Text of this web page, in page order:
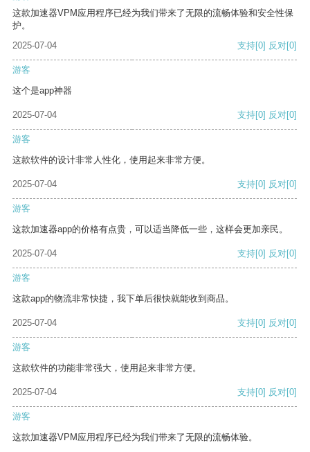
这款加速器VPM应用程序已经为我们带来了无限的流畅体验和安全性保
护。
2025-07-04
支持[0] 反对[0]
游客
这个是app神器
2025-07-04 支持[0] 反对[0]
游客
这款软件的设计非常人性化，使用起来非常方便。
2025-07-04 支持[0] 反对[0]
游客
这款加速器app的价格有点贵，可以适当降低一些，这样会更加亲民。
2025-07-04 支持[0] 反对[0]
游客
这款app的物流非常快捷，我下单后很快就能收到商品。
2025-07-04 支持[0] 反对[0]
游客
这款软件的功能非常强大，使用起来非常方便。
2025-07-04 支持[0] 反对[0]
游客
这款加速器VPM应用程序已经为我们带来了无限的流畅体验。